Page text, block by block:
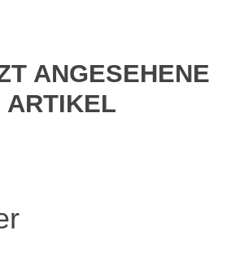
ANGESEHENE
ARTIKEL